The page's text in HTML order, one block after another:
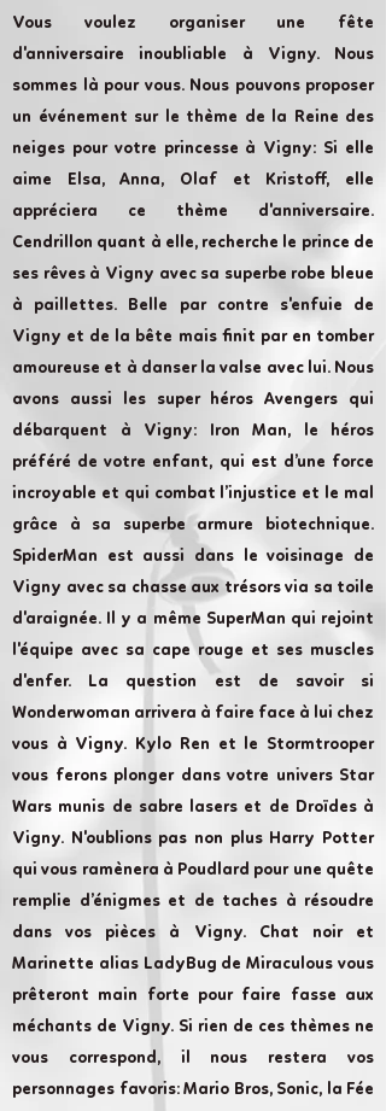
Vous voulez organiser une fête
d'anniversaire inoubliable à Vigny. Nous
sommes là pour vous. Nous pouvons proposer
un événement sur le thème de la Reine des
neiges pour votre princesse à Vigny: Si elle
aime Elsa, Anna, Olaf et Kristoff, elle
appréciera ce thème d'anniversaire.
Cendrillon quant à elle, recherche le prince de
ses rêves à Vigny avec sa superbe robe bleue
à paillettes. Belle par contre s'enfuie de
Vigny et de la bête mais finit par en tomber
amoureuse et à danser la valse avec lui. Nous
avons aussi les super héros Avengers qui
débarquent à Vigny: Iron Man, le héros
préféré de votre enfant, qui est d’une force
incroyable et qui combat l’injustice et le mal
grâce à sa superbe armure biotechnique.
SpiderMan est aussi dans le voisinage de
Vigny avec sa chasse aux trésors via sa toile
d'araignée. Il y a même SuperMan qui rejoint
l'équipe avec sa cape rouge et ses muscles
d'enfer. La question est de savoir si
Wonderwoman arrivera à faire face à lui chez
vous à Vigny. Kylo Ren et le Stormtrooper
vous ferons plonger dans votre univers Star
Wars munis de sabre lasers et de Droïdes à
Vigny. N'oublions pas non plus Harry Potter
qui vous ramènera à Poudlard pour une quête
remplie d’énigmes et de taches à résoudre
dans vos pièces à Vigny. Chat noir et
Marinette alias LadyBug de Miraculous vous
prêteront main forte pour faire fasse aux
méchants de Vigny. Si rien de ces thèmes ne
vous correspond, il nous restera vos
personnages favoris: Mario Bros, Sonic, la Fée